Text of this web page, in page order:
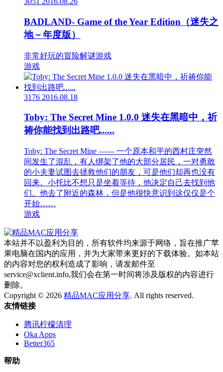
BADLAND- Game of the Year Edition（迷失之
地－年度版）
非常好玩的冒险解谜游戏
游戏
3176 2016.08.18
Toby: The Secret Mine 1.0.0 迷失在黑暗中，祈
祷你能找到出路吧......
Toby: The Secret Mine —— 一个原本和平的西村庄突然
间发生了混乱，有人绑架了他的大部分居民，一对勇敢
的小夫妻试图去拯救他们的朋友，可是他们却再也没有
回来。小托比不想只是坐着等待，他决定自己去找到他
们。他去了附近的森林，但是他很快意识到这仅仅是个
开始……
游戏
本站并不以盈利为目的，所有软件均来源于网络，旨在推广苹
果电脑在国内的应用，并为大家带来更好的下载体验。如本站
的内容对您的权利造成了影响，请发邮件至
service@xclient.info,我们会在第一时间将涉及版权的内容进行
删除。
Copyright © 2026 精品MAC应用分享. All rights reserved.
友情链接
腾讯柠檬清理
Oka Apps
Better365
帮助